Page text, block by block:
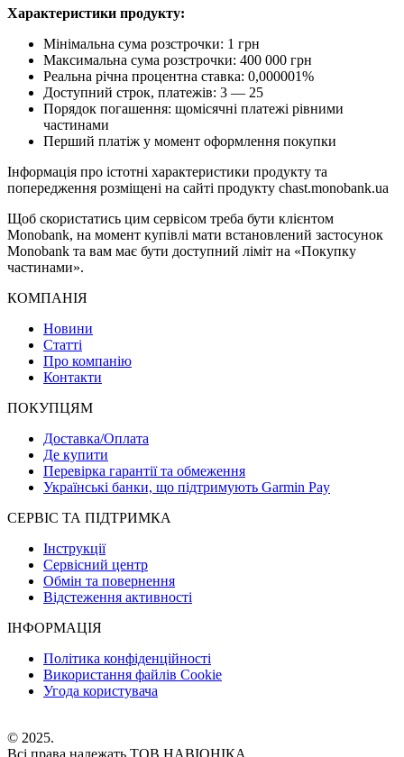
Характеристики продукту:
Мінімальна сума розстрочки: 1 грн
Максимальна сума розстрочки: 400 000 грн
Реальна річна процентна ставка: 0,000001%
Доступний строк, платежів: 3 — 25
Порядок погашення: щомісячні платежі рівними
частинами
Перший платіж у момент оформлення покупки
Інформація про істотні характеристики продукту та
попередження розміщені на сайті продукту chast.monobank.ua
Щоб скористатись цим сервісом треба бути клієнтом
Monobank, на момент купівлі мати встановлений застосунок
Monobank та вам має бути доступний ліміт на «Покупку
частинами».
КОМПАНІЯ
Новини
Статті
Про компанію
Контакти
ПОКУПЦЯМ
Доставка/Оплата
Де купити
Перевірка гарантії та обмеження
Українські банки, що підтримують Garmin Pay
СЕРВІС ТА ПІДТРИМКА
Інструкції
Сервісний центр
Обмін та повернення
Відстеження активності
ІНФОРМАЦІЯ
Політика конфіденційності
Використання файлів Cookie
Угода користувача
© 2025.
Всі права належать ТОВ НАВІОНІКА.